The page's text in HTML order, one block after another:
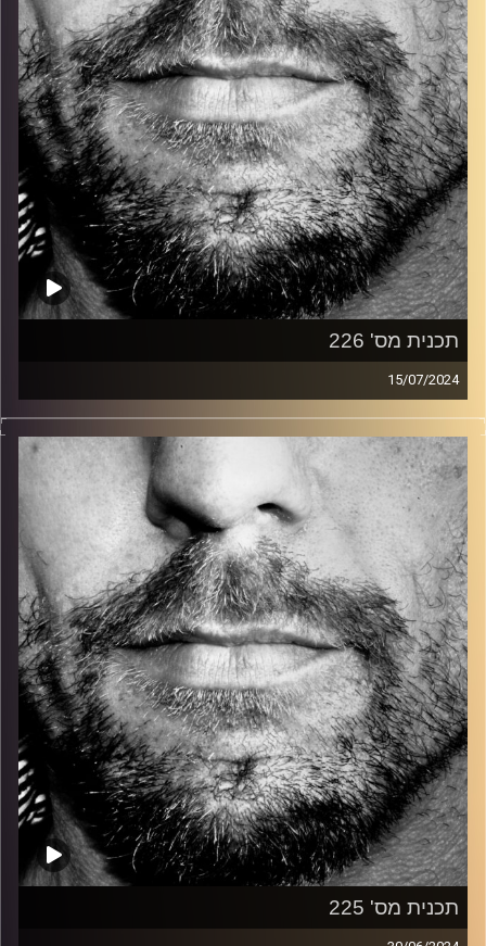
תכנית מס' 226
15/07/2024
זיפים, מוזיקה מחוספסת של הופעות חיות. הרבה ג'אם, רוק,
בלוז, bluegrass, ג'אז, Fאנק, פרוגרסיב ואפילו אלקטרוניקה.
כל מה שחי, אמיתי ונושם.
עם שמוליק רגב.
קרדיט תמונות: David Goehring
תכנית מס' 225